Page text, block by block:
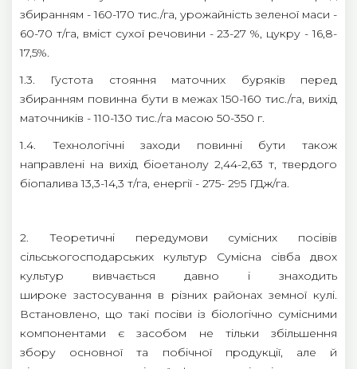
збиранням - 160-170 тис./га, урожайність зеленої маси -
60-70 т/га, вміст сухої речовини - 23-27 %, цукру - 16,8-
17,5%.
1.3. Густота стояння маточних буряків перед
збиранням повинна бути в межах 150-160 тис./га, вихід
маточників - 110-130 тис./га масою 50-350 г.
1.4. Технологічні заходи повинні бути також
направлені на вихід біоетанолу 2,44-2,63 т, твердого
біопалива 13,3-14,3 т/га, енергії - 275- 295 ГДж/га.
2. Теоретичні передумови сумісних посівів
сільськогосподарських культур Сумісна сівба двох
культур вивчається давно і знаходить
широке застосування в різних районах земної кулі.
Встановлено, що такі посіви із біологічно сумісними
компонентами є засобом не тільки збільшення
збору основної та побічної продукції, але й